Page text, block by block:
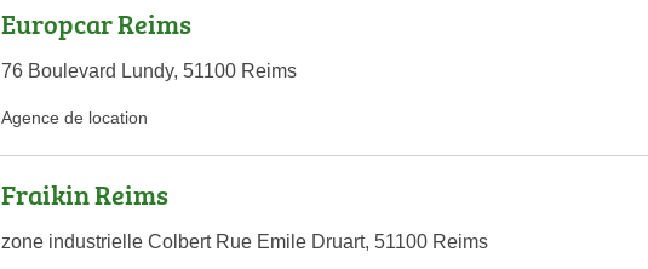
Europcar Reims
76 Boulevard Lundy, 51100 Reims
Agence de location
Fraikin Reims
zone industrielle Colbert Rue Emile Druart, 51100 Reims